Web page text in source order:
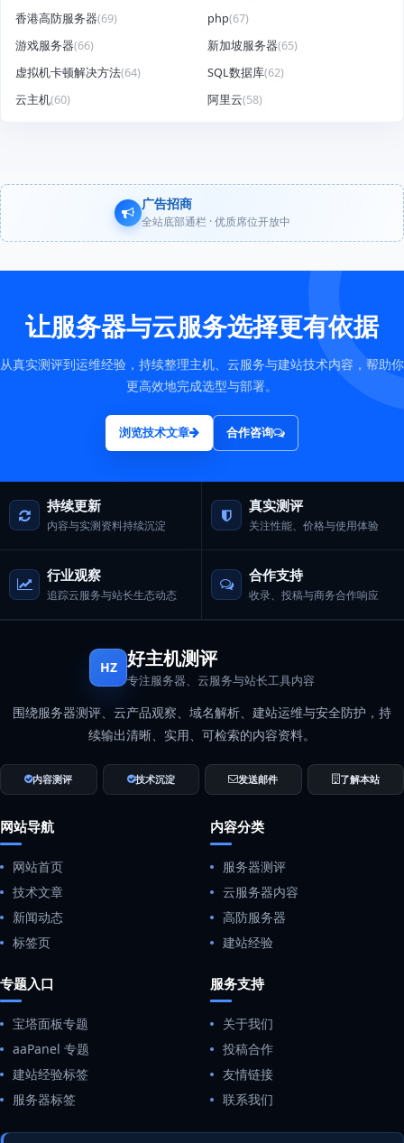
香港高防服务器(69) php(67)
游戏服务器(66) 新加坡服务器(65)
虚拟机卡顿解决方法(64) SQL数据库(62)
云主机(60) 阿里云(58)
广告招商
全站底部通栏 · 优质席位开放中
让服务器与云服务选择更有依据
从真实测评到运维经验，持续整理主机、云服务与建站技术内容，帮助你
更高效地完成选型与部署。
浏览技术文章 合作咨询
持续更新
内容与实测资料持续沉淀
真实测评
关注性能、价格与使用体验
行业观察
追踪云服务与站长生态动态
合作支持
收录、投稿与商务合作响应
HZ 好主机测评
专注服务器、云服务与站长工具内容
围绕服务器测评、云产品观察、域名解析、建站运维与安全防护，持
续输出清晰、实用、可检索的内容资料。
内容测评 技术沉淀 发送邮件 了解本站
网站导航
网站首页
技术文章
新闻动态
标签页
内容分类
服务器测评
云服务器内容
高防服务器
建站经验
专题入口
宝塔面板专题
aaPanel 专题
建站经验标签
服务器标签
服务支持
关于我们
投稿合作
友情链接
联系我们